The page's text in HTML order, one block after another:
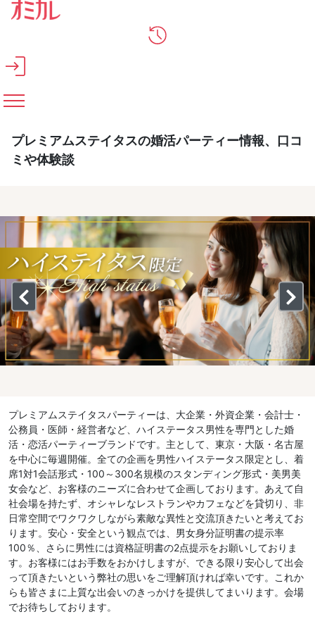
メインコンテンツへスキップ
プレミアムステイタスの婚活パーティー情報、口コ
ミや体験談
プレミアムステイタスパーティーは、大企業・外資企業・会計士・
公務員・医師・経営者など、ハイステータス男性を専門とした婚
活・恋活パーティーブランドです。主として、東京・大阪・名古屋
を中心に毎週開催。全ての企画を男性ハイステータス限定とし、着
席1対1会話形式・100～300名規模のスタンディング形式・美男美
女会など、お客様のニーズに合わせて企画しております。あえて自
社会場を持たず、オシャレなレストランやカフェなどを貸切り、非
日常空間でワクワクしながら素敵な異性と交流頂きたいと考えてお
ります。安心・安全という観点では、男女身分証明書の提示率
100％、さらに男性には資格証明書の2点提示をお願いしておりま
す。お客様にはお手数をおかけしますが、できる限り安心して出会
って頂きたいという弊社の思いをご理解頂ければ幸いです。これか
らも皆さまに上質な出会いのきっかけを提供してまいります。会場
でお待ちしております。